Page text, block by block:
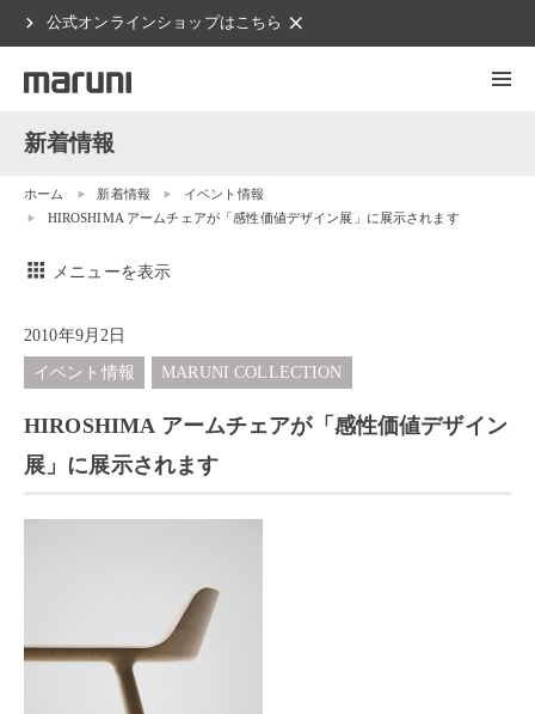
chevron_right 公式オンラインショップはこちら clear
新着情報
ホーム 新着情報
イベント情報
HIROSHIMA アームチェアが「感性価値デザイン展」に展示されます
apps メニューを表示
2010年9月2日
イベント情報
MARUNI COLLECTION
HIROSHIMA アームチェアが「感性価値デザイン
展」に展示されます